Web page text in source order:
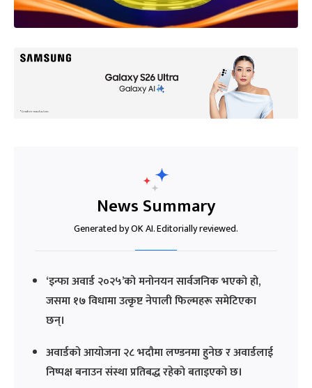
News Summary
Generated by OK AI. Editorially reviewed.
‘इन्फा अवार्ड २०२५’को मनोनयन सार्वजनिक भएको हो,
जसमा १७ विधामा उत्कृष्ट नेपाली फिल्महरू समेटिएका
छन्।
अवार्डको आयोजना २८ भदौमा लण्डनमा हुनेछ र अवार्डलाई
निष्पक्ष बनाउन संस्था प्रतिबद्ध रहेको बताइएको छ।